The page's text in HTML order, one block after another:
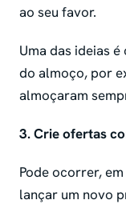
ao seu favor.
Uma das ideias
do almoço, por
almoçaram
3. Crie ofertas
Pode ocorrer,
lançar um novo